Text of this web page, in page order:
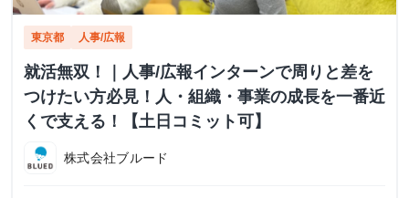
東京都 人事/広報
就活無双！｜人事/広報インターンで周りと差を
つけたい方必見！人・組織・事業の成長を一番近
くで支える！【土日コミット可】
株式会社ブルード